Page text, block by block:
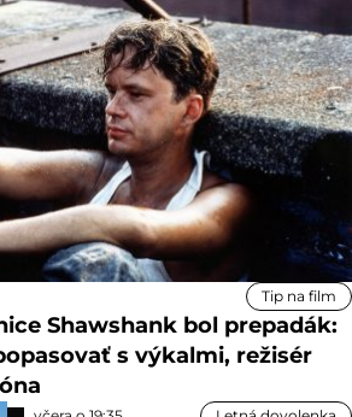
Tip na film
Shawshank bol prepadák:
s výkalmi, režisér